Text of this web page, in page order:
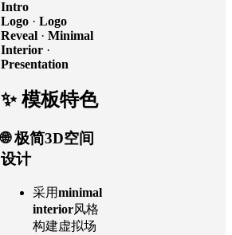
Intro
Logo · Logo
Reveal · Minimal
Interior ·
Presentation
✨ 模板特色
🌐极简3D空间
设计
采用minimal
interior风格
构建虚拟场